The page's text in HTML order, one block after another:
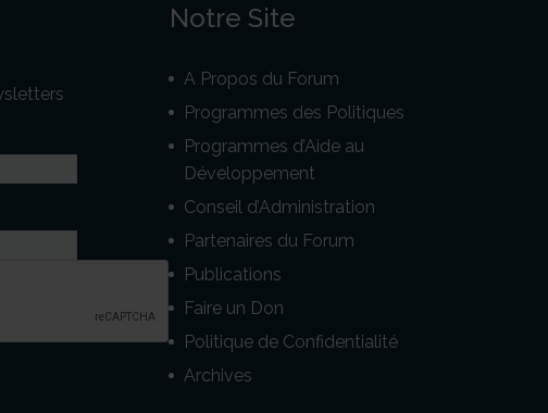
Notre Site
A Propos du Forum
Programmes des Politiques
Programmes d’Aide au
Développement
Conseil d’Administration
Partenaires du Forum
Publications
Faire un Don
Politique de Confidentialité
Archives